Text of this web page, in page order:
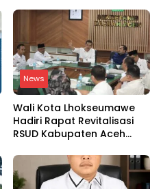
SPPG
News
Wali Kota Lhokseumawe
Hadiri Rapat Revitalisasi
RSUD Kabupaten Aceh
Kepemilikan RSU Cut
Meutia